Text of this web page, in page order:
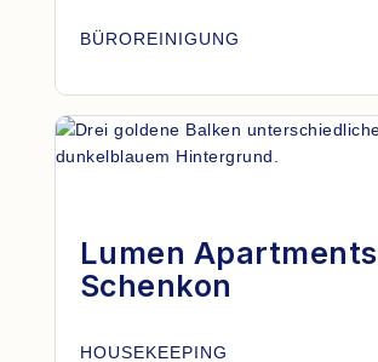
BÜROREINIGUNG
Lumen Apartments
Schenkon
HOUSEKEEPING